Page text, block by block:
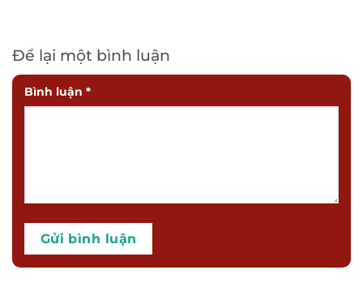
Để lại một bình luận
Bình luận *